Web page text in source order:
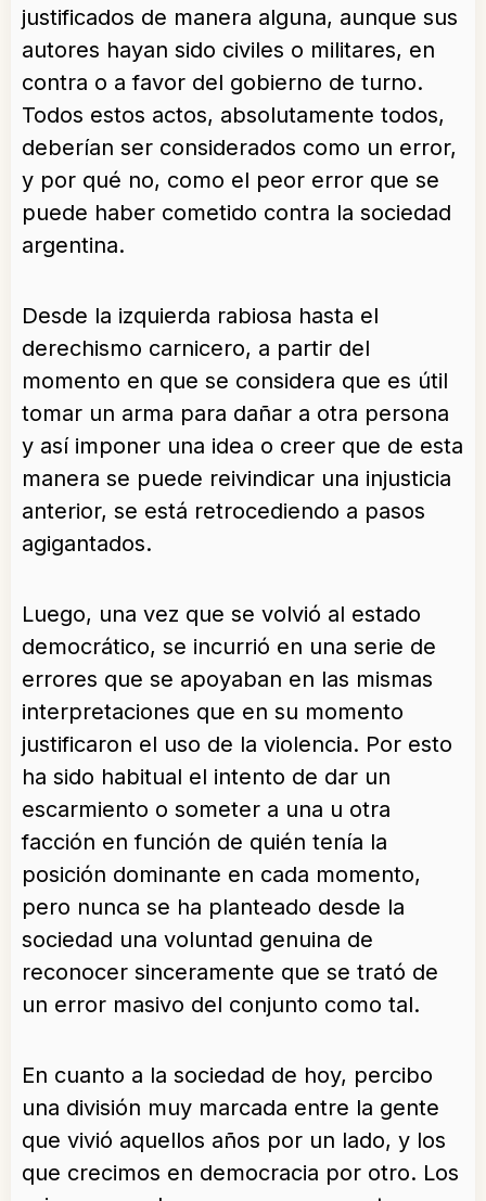
justificados de manera alguna, aunque sus
autores hayan sido civiles o militares, en
contra o a favor del gobierno de turno.
Todos estos actos, absolutamente todos,
deberían ser considerados como un error,
y por qué no, como el peor error que se
puede haber cometido contra la sociedad
argentina.
Desde la izquierda rabiosa hasta el
derechismo carnicero, a partir del
momento en que se considera que es útil
tomar un arma para dañar a otra persona
y así imponer una idea o creer que de esta
manera se puede reivindicar una injusticia
anterior, se está retrocediendo a pasos
agigantados.
Luego, una vez que se volvió al estado
democrático, se incurrió en una serie de
errores que se apoyaban en las mismas
interpretaciones que en su momento
justificaron el uso de la violencia. Por esto
ha sido habitual el intento de dar un
escarmiento o someter a una u otra
facción en función de quién tenía la
posición dominante en cada momento,
pero nunca se ha planteado desde la
sociedad una voluntad genuina de
reconocer sinceramente que se trató de
un error masivo del conjunto como tal.
En cuanto a la sociedad de hoy, percibo
una división muy marcada entre la gente
que vivió aquellos años por un lado, y los
que crecimos en democracia por otro. Los